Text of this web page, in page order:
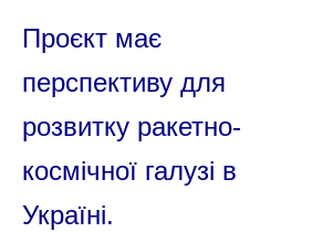
Проєкт має
перспективу для
розвитку ракетно-
космічної галузі в
Україні.